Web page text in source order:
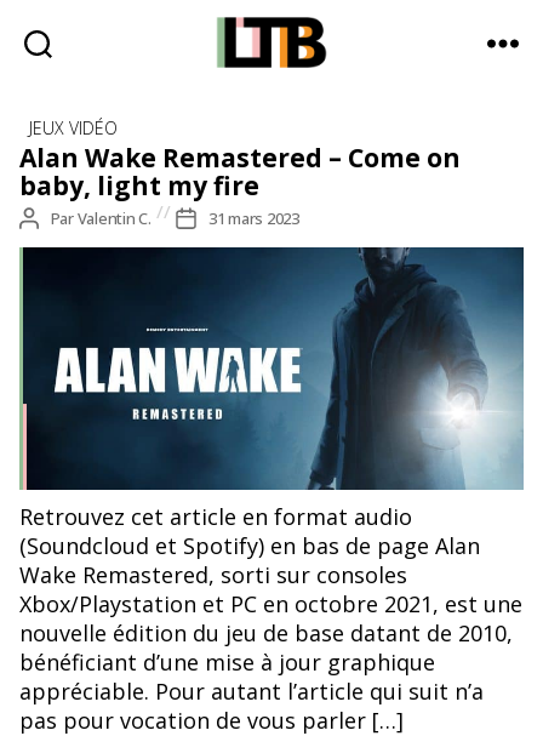
Bag
-
d'information
quotidienne
Catégories
JEUX VIDÉO
Alan Wake Remastered – Come on
baby, light my fire
Auteur
de
ParValentin C.
Date
de
31 mars 2023
Retrouvez cet article en format audio
(Soundcloud et Spotify) en bas de page Alan
Wake Remastered, sorti sur consoles
Xbox/Playstation et PC en octobre 2021, est une
nouvelle édition du jeu de base datant de 2010,
bénéficiant d’une mise à jour graphique
appréciable. Pour autant l’article qui suit n’a
pas pour vocation de vous parler […]